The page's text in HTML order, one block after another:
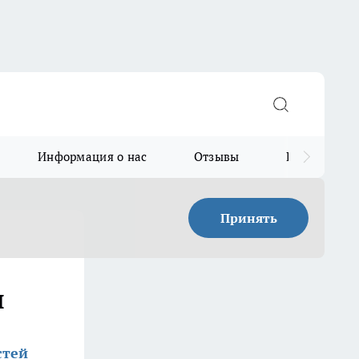
Информация о нас Отзывы Прайс для
Принять